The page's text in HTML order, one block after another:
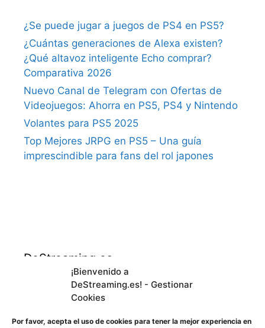
¡Bienvenido a
DeStreaming.es! - Gestionar
Cookies
Por favor, acepta el uso de cookies para tener la mejor experiencia en
¿Se puede jugar a juegos de PS4 en PS5?
¿Cuántas generaciones de Alexa existen?
¿Qué altavoz inteligente Echo comprar?
Comparativa 2026
Nuevo Canal de Telegram con Ofertas de
Videojuegos: Ahorra en PS5, PS4 y Nintendo
Volantes para PS5 2025
Top Mejores JRPG en PS5 – Una guía
imprescindible para fans del rol japones
DeStreaming.es
En calidad de afiliado de Amazon, obtengo
cumplen los requisitos aplicables.